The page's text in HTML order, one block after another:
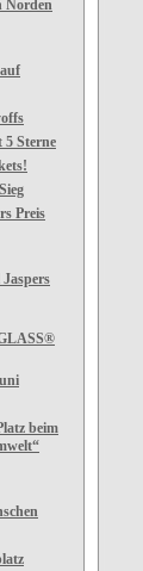
Norden
5 Sterne
Preis
beim